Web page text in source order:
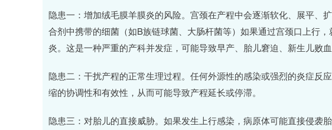
隐患一：增加绒毛膜羊膜炎的风险。宫颈在产程中会逐渐软化、展平、
合剂中携带的细菌（如B族链球菌、大肠杆菌等）如果通过宫颈口上行
炎。这是一种严重的产科并发症，可能导致早产、胎儿窘迫、新生儿败
隐患二：干扰产程的正常生理过程。任何外源性的感染或强烈的炎症反
缩的协调性和有效性，从而可能导致产程延长或停滞。
隐患三：对胎儿的直接威胁。如果发生上行感染，病原体可能直接侵袭